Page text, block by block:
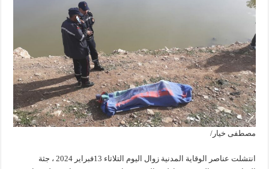
مصطفى خيار/
انتشلت عناصر الوقاية المدنية زوال اليوم التلاتاء 13فبراير 2024 ، جثة